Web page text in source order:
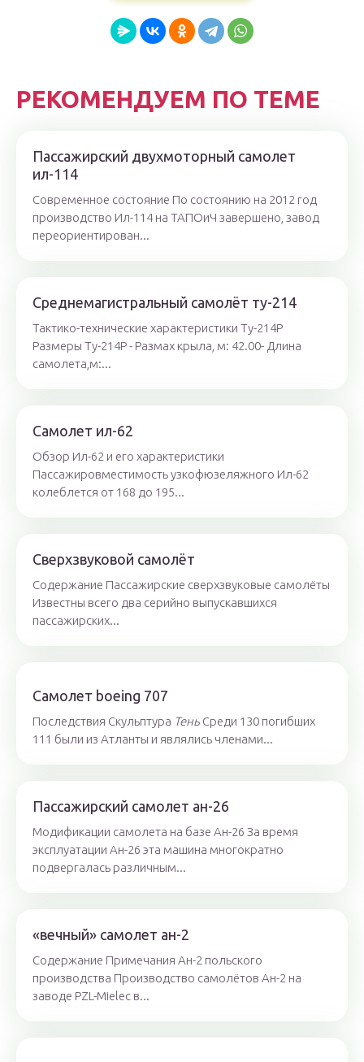
РЕКОМЕНДУЕМ ПО ТЕМЕ
Пассажирский двухмоторный самолет
ил-114
Современное состояние По состоянию на 2012 год
производство Ил-114 на ТАПОиЧ завершено, завод
переориентирован...
Среднемагистральный самолёт ту-214
Тактико-технические характеристики Ту-214Р
Размеры Ту-214Р - Размах крыла, м: 42.00- Длина
самолета,м:...
Самолет ил-62
Обзор Ил-62 и его характеристики
Пассажировместимость узкофюзеляжного Ил-62
колеблется от 168 до 195...
Сверхзвуковой самолёт
Содержание Пассажирские сверхзвуковые самолёты
Известны всего два серийно выпускавшихся
пассажирских...
Самолет boeing 707
Последствия Скульптура Тень Среди 130 погибших
111 были из Атланты и являлись членами...
Пассажирский самолет ан-26
Модификации самолета на базе Ан-26 За время
эксплуатации Ан-26 эта машина многократно
подвергалась различным...
«вечный» самолет ан-2
Содержание Примечания Ан-2 польского
производства Производство самолётов Ан-2 на
заводе PZL-Mielec в...